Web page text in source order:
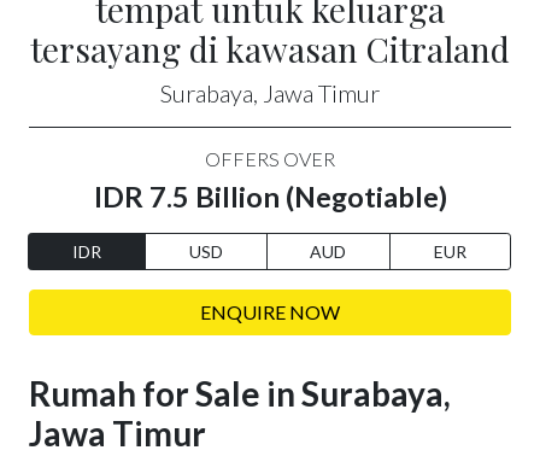
tempat untuk keluarga
tersayang di kawasan Citraland
Surabaya, Jawa Timur
OFFERS OVER
IDR 7.5 Billion (Negotiable)
IDR USD AUD EUR
ENQUIRE NOW
Rumah for Sale in Surabaya,
Jawa Timur